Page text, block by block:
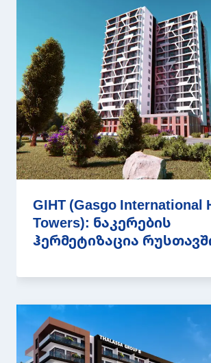
GIHT (Gasgo International
Towers): ნაკერების
ჰერმეტიზაცია